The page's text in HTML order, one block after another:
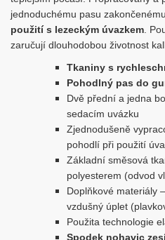
jednoduchému pasu
použití s lezeckým úvazkem .
zaručují dlouhodobou životnost
Tkaniny s
Pohodlný pas do
Dvě přední a jedna
sedacím uvázku
Zjednodušeně
pohodlí při použití
Základní směsová
polyesterem (odvod
Doplňkové materiály
vzdušný úplet
Použita technologie
Spodek nohavic